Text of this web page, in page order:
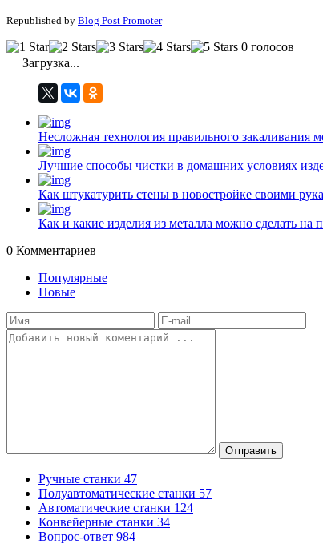
Republished by Blog Post Promoter
0 голосов
Загрузка...
Несложная технология правильного закаливания
Лучшие способы чистки в домашних условиях
Как штукатурить стены в новостройке своими
Как и какие изделия из металла можно сделать на
0 Комментариев
Популярные
Новые
Отправить
Ручные станки 47
Полуавтоматические станки 57
Автоматические станки 124
Конвейерные станки 34
Вопрос-ответ 984